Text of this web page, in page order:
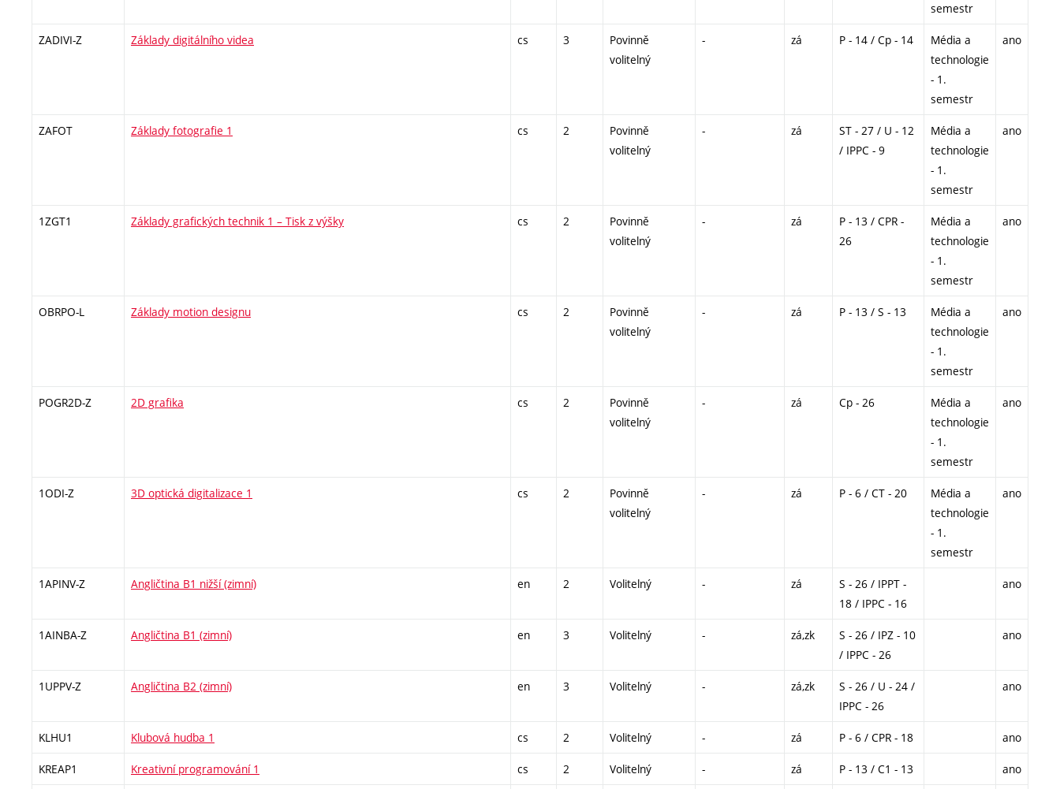
semestr
ZADIVI-Z Základy digitálního videa cs 3
Povinně
volitelný
- zá P - 14 / Cp - 14
Média a
technologie
- 1.
semestr
ano
ZAFOT Základy fotografie 1 cs 2
Povinně
volitelný
- zá
ST - 27 / U - 12
/ IPPC - 9
Média a
technologie
- 1.
semestr
ano
1ZGT1 Základy grafických technik 1 – Tisk z výšky cs 2
Povinně
volitelný
- zá
P - 13 / CPR -
26
Média a
technologie
- 1.
semestr
ano
OBRPO-L Základy motion designu cs 2
Povinně
volitelný
- zá P - 13 / S - 13
Média a
technologie
- 1.
semestr
ano
POGR2D-Z 2D grafika cs 2
Povinně
volitelný
- zá Cp - 26
Média a
technologie
- 1.
semestr
ano
1ODI-Z 3D optická digitalizace 1 cs 2
Povinně
volitelný
- zá P - 6 / CT - 20
Média a
technologie
- 1.
semestr
ano
1APINV-Z Angličtina B1 nižší (zimní) en 2 Volitelný - zá
S - 26 / IPPT -
18 / IPPC - 16
ano
1AINBA-Z Angličtina B1 (zimní) en 3 Volitelný - zá,zk
S - 26 / IPZ - 10
/ IPPC - 26
ano
1UPPV-Z Angličtina B2 (zimní) en 3 Volitelný - zá,zk
S - 26 / U - 24 /
IPPC - 26
ano
KLHU1 Klubová hudba 1 cs 2 Volitelný - zá P - 6 / CPR - 18 ano
KREAP1 Kreativní programování 1 cs 2 Volitelný - zá P - 13 / C1 - 13 ano